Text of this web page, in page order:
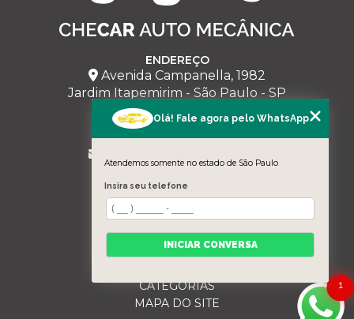
ENDEREÇO
Avenida Campanella, 1982
Jardim Itapemirim - São Paulo - SP
CHECAR
(11) 95228-5543
MENU
HOME
SOBRE NÓS
SERVIÇOS
BLOG
CATEGORIAS
MAPA DO SITE
1
Olá! Fale agora pelo WhatsApp
Atendemos somente no estado de São Paulo
Insira seu telefone
INICIAR CONVERSA